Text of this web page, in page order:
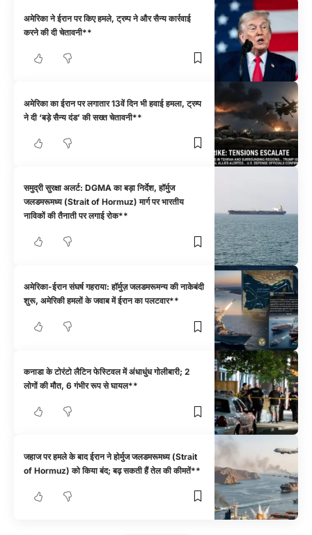
अमेरिका ने ईरान पर किए हमले, ट्रम्प ने और सैन्य कार्रवाई
करने की दी चेतावनी**
अमेरिका का ईरान पर लगातार 13वें दिन भी हवाई हमला, ट्रम्प
ने दी ‘बड़े सैन्य दंड’ की सख्त चेतावनी**
समुद्री सुरक्षा अलर्ट: DGMA का बड़ा निर्देश, हॉर्मुज
जलडमरूमध्य (Strait of Hormuz) मार्ग पर भारतीय
नाविकों की तैनाती पर लगाई रोक**
अमेरिका-ईरान संघर्ष गहराया: हॉर्मुज़ जलडमरूमन्य की नाकेबंदी
शुरू, अमेरिकी हमलों के जवाब में ईरान का पलटवार**
कनाडा के टोरंटो लैटिन फेस्टिवल में अंधाधुंध गोलीबारी; 2
लोगों की मौत, 6 गंभीर रूप से घायल**
जहाज पर हमले के बाद ईरान ने होर्मुज जलडमरूमध्य (Strait
of Hormuz) को किया बंद; बढ़ सकती हैं तेल की कीमतें**